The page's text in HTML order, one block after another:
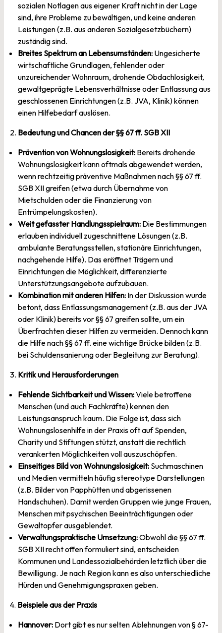
sozialen Notlagen aus eigener Kraft nicht in der Lage
sind, ihre Probleme zu bewältigen, und keine anderen
Leistungen (z.B. aus anderen Sozialgesetzbüchern)
zuständig sind.
Breites Spektrum an Lebensumständen: Ungesicherte
wirtschaftliche Grundlagen, fehlender oder
unzureichender Wohnraum, drohende Obdachlosigkeit,
gewaltgeprägte Lebensverhältnisse oder Entlassung aus
geschlossenen Einrichtungen (z.B. JVA, Klinik) können
einen Hilfebedarf auslösen.
2. Bedeutung und Chancen der §§ 67 ff. SGB XII
Prävention von Wohnungslosigkeit: Bereits drohende
Wohnungslosigkeit kann oftmals abgewendet werden,
wenn rechtzeitig präventive Maßnahmen nach §§ 67 ff.
SGB XII greifen (etwa durch Übernahme von
Mietschulden oder die Finanzierung von
Entrümpelungskosten).
Weit gefasster Handlungsspielraum: Die Bestimmungen
erlauben individuell zugeschnittene Lösungen (z.B.
ambulante Beratungsstellen, stationäre Einrichtungen,
nachgehende Hilfe). Das eröffnet Trägern und
Einrichtungen die Möglichkeit, differenzierte
Unterstützungsangebote aufzubauen.
Kombination mit anderen Hilfen: In der Diskussion wurde
betont, dass Entlassungsmanagement (z.B. aus der JVA
oder Klinik) bereits vor §§ 67 greifen sollte, um ein
Überfrachten dieser Hilfen zu vermeiden. Dennoch kann
die Hilfe nach §§ 67 ff. eine wichtige Brücke bilden (z.B.
bei Schuldensanierung oder Begleitung zur Beratung).
3. Kritik und Herausforderungen
Fehlende Sichtbarkeit und Wissen:Viele betroffene
Menschen (und auch Fachkräfte) kennen den
Leistungsanspruch kaum. Die Folge ist, dass sich
Wohnungslosenhilfe in der Praxis oft auf Spenden,
Charity und Stiftungen stützt, anstatt die rechtlich
verankerten Möglichkeiten voll auszuschöpfen.
Einseitiges Bild von Wohnungslosigkeit: Suchmaschinen
und Medien vermitteln häufig stereotype Darstellungen
(z.B. Bilder von Papphütten und abgerissenen
Handschuhen). Damit werden Gruppen wie junge Frauen,
Menschen mit psychischen Beeinträchtigungen oder
Gewaltopfer ausgeblendet.
Verwaltungspraktische Umsetzung:Obwohl die §§ 67 ff.
SGB XII recht offen formuliert sind, entscheiden
Kommunen und Landessozialbehörden letztlich über die
Bewilligung. Je nach Region kann es also unterschiedliche
Hürden und Genehmigungspraxen geben.
4. Beispiele aus der Praxis
Hannover: Dort gibt es nur selten Ablehnungen von § 67-